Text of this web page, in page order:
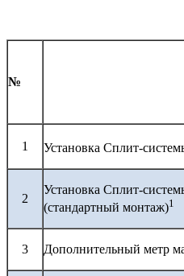
№
1 Установка Сплит-
2
Установка Сплит-
(стандартный монтаж)1
3 Дополнительный метр